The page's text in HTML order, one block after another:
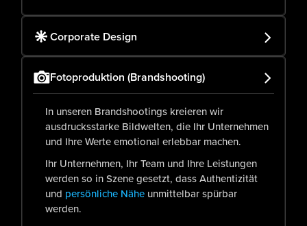
Corporate Design
Fotoproduktion (Brandshooting)
In unseren Brandshootings kreieren wir
ausdrucksstarke Bildwelten, die Ihr Unternehmen
und Ihre Werte emotional erlebbar machen.
Ihr Unternehmen, Ihr Team und Ihre Leistungen
werden so in Szene gesetzt, dass Authentizität
und persönliche Nähe unmittelbar spürbar
werden.